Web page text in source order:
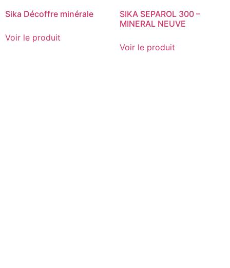
Sika Décoffre minérale
Voir le produit
SIKA SEPAROL 300 –
MINERAL NEUVE
Voir le produit